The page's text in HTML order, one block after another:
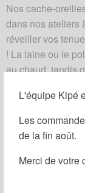
L'équipe Kipé
Les
de la fin août.
Merci de votre
Nos cache-
dans nos ateliers
réveiller vos
! La laine ou le
au chaud, tandis
Bandeau